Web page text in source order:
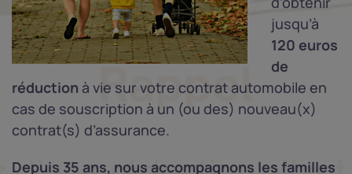
jusqu’à
120 euros
de
réduction à vie sur votre contrat automobile en
cas de souscription à un (ou des) nouveau(x)
contrat(s) d’assurance.
Depuis 35 ans, nous accompagnons les familles